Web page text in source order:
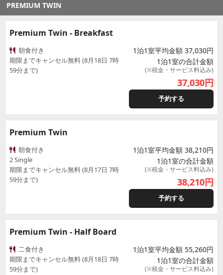
PREMIUM TWIN
Premium Twin - Breakfast
朝食付き
期限までキャンセル無料 (8月18日 7時
59分まで)
1泊1室平均金額 37,030円
1泊1室の合計金額
(※税金・サービス料込み)
37,030円
予約する
Premium Twin
朝食付き
2 Single
期限までキャンセル無料 (8月17日 7時
59分まで)
1泊1室平均金額 38,210円
1泊1室の合計金額
(※税金・サービス料込み)
38,210円
予約する
Premium Twin - Half Board
二食付き
期限までキャンセル無料 (8月18日 7時
59分まで)
1泊1室平均金額 55,260円
1泊1室の合計金額
(※税金・サービス料込み)